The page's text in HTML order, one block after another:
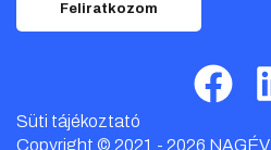
Feliratkozom
Süti tájékoztató
Copyright © 2021 - 2026 NAGÉV